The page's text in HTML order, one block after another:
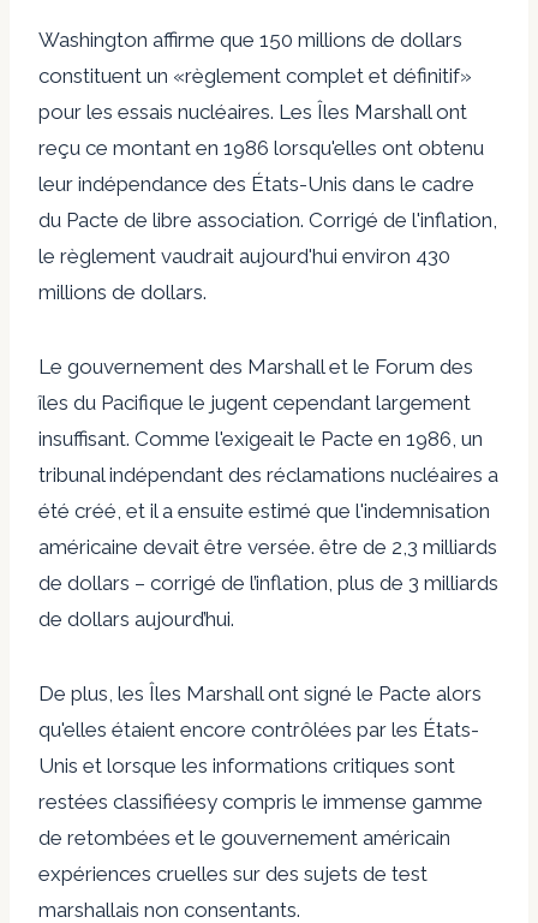
Washington affirme que 150 millions de dollars
constituent un «règlement complet et définitif»
pour les essais nucléaires. Les Îles Marshall ont
reçu ce montant en 1986 lorsqu'elles ont obtenu
leur indépendance des États-Unis dans le cadre
du Pacte de libre association. Corrigé de l'inflation,
le règlement vaudrait aujourd'hui environ 430
millions de dollars.
Le gouvernement des Marshall et le Forum des
îles du Pacifique le jugent cependant largement
insuffisant. Comme l'exigeait le Pacte en 1986, un
tribunal indépendant des réclamations nucléaires a
été créé, et il a ensuite estimé que l'indemnisation
américaine devait être versée. être de 2,3 milliards
de dollars – corrigé de l’inflation, plus de 3 milliards
de dollars aujourd’hui.
De plus, les Îles Marshall ont signé le Pacte alors
qu'elles étaient encore contrôlées par les États-
Unis et lorsque les informations critiques sont
restées classifiéesy compris le immense gamme
de retombées et le gouvernement américain
expériences cruelles sur des sujets de test
marshallais non consentants.